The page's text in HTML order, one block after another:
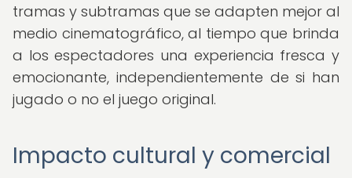
tramas y subtramas que se adapten mejor al
medio cinematográfico, al tiempo que brinda
a los espectadores una experiencia fresca y
emocionante, independientemente de si han
jugado o no el juego original.
Impacto cultural y comercial